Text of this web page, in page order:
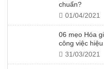
chuẩn?
01/04/2021
06 mẹo Hóa
công việc
31/03/2021